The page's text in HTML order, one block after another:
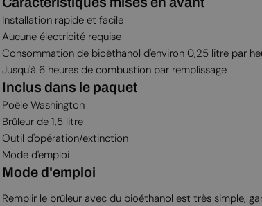
Installation rapide et facile
Aucune électricité requise
Consommation de bioéthanol d'environ 0,25 litre par
Jusqu'à 6 heures de combustion par remplissage
Inclus dans le paquet
Poêle Washington
Brûleur de 1,5 litre
Outil d'opération/extinction
Mode d'emploi
Mode d'emploi
Remplir le brûleur avec du bioéthanol est très simple,